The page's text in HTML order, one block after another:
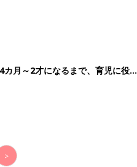
月～2才になるまで、育児に役立
>